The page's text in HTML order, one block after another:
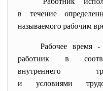
в течение
называемого рабочим
Рабочее время -
работник в
внутреннего
и условиями